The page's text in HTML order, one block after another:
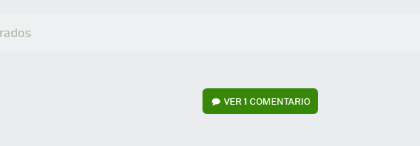
VER1 COMENTARIO